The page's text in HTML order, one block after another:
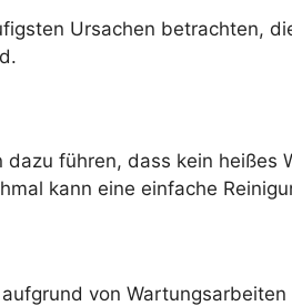
Ursachen betrachten,
führen, dass kein
kann eine einfache
von